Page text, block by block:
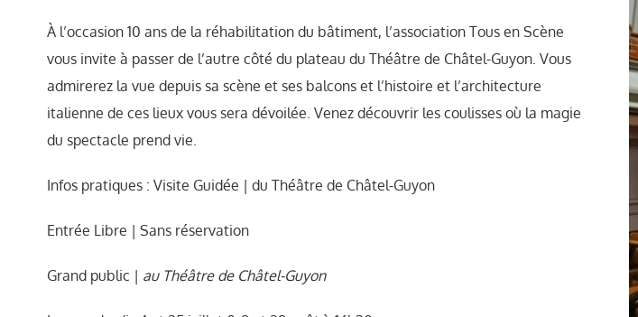
À l’occasion 10 ans de la réhabilitation du bâtiment, l’association Tous en Scène
vous invite à passer de l’autre côté du plateau du Théâtre de Châtel-Guyon. Vous
admirerez la vue depuis sa scène et ses balcons et l’histoire et l’architecture
italienne de ces lieux vous sera dévoilée. Venez découvrir les coulisses où la magie
du spectacle prend vie.
Infos pratiques : Visite Guidée ­| du Théâtre de Châtel-Guyon
Entrée Libre | Sans réservation
Grand public | au Théâtre de Châtel-Guyon